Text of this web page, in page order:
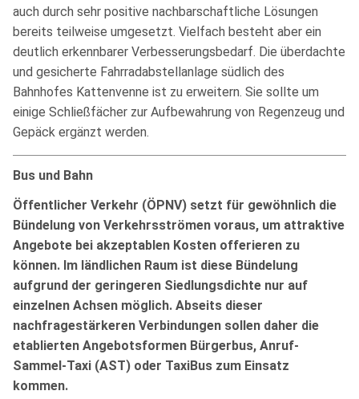
auch durch sehr positive nachbarschaftliche Lösungen
bereits teilweise umgesetzt. Vielfach besteht aber ein
deutlich erkennbarer Verbesserungsbedarf. Die überdachte
und gesicherte Fahrradabstellanlage südlich des
Bahnhofes Kattenvenne ist zu erweitern. Sie sollte um
einige Schließfächer zur Aufbewahrung von Regenzeug und
Gepäck ergänzt werden.
Bus und Bahn
Öffentlicher Verkehr (ÖPNV) setzt für gewöhnlich die
Bündelung von Verkehrsströmen voraus, um attraktive
Angebote bei akzeptablen Kosten offerieren zu
können. Im ländlichen Raum ist diese Bündelung
aufgrund der geringeren Siedlungsdichte nur auf
einzelnen Achsen möglich. Abseits dieser
nachfragestärkeren Verbindungen sollen daher die
etablierten Angebotsformen Bürgerbus, Anruf-
Sammel-Taxi (AST) oder TaxiBus zum Einsatz
kommen.